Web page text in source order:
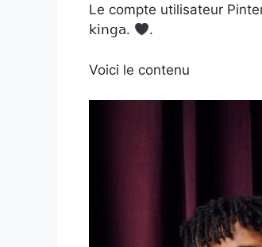
Le compte utilisateur
𝗄𝗂𝗇𝗀𝖺.
.
Voici le contenu